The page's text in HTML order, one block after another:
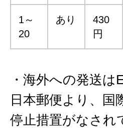
1～
20
あり
430
円
・海外への発送
日本郵便より、国
停止措置がなされ